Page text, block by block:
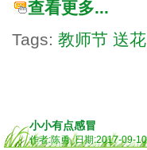
查看更多...
Tags: 教师节 送花
小小有点感冒
作者:陈勇 日期:2017-09-10